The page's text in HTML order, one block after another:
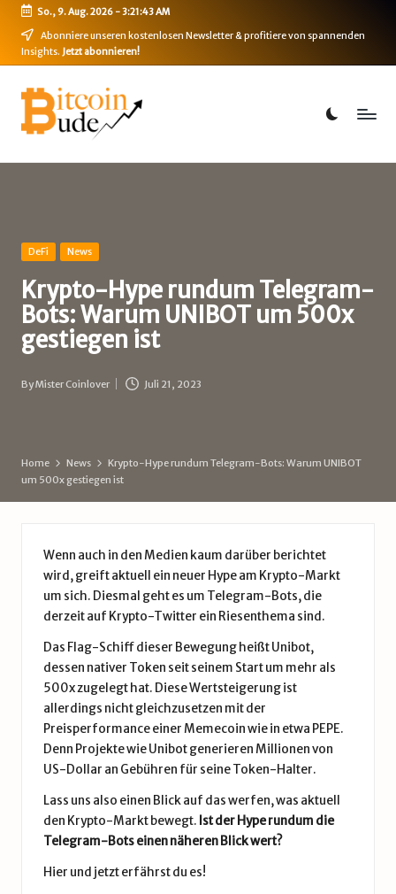
Skip
So., 9. Aug. 2026-3:21:44 AM
Abonniere unseren kostenlosen Newsletter & profitiere von spannenden
Insights. Jetzt abonnieren!
B
i
t
i
n
-
B
u
Bitcoin,
Ethereum,
DeFi
Posted
DeFi News
Krypto-Hype rundum Telegram-
Bots: Warum UNIBOT um 500x
gestiegen ist
Posted
ByMister Coinlover Juli 21, 2023
Home News
Krypto-Hype rundum Telegram-Bots: Warum UNIBOT
um 500x gestiegen ist
Wenn auch in den Medien kaum darüber berichtet
wird, greift aktuell ein neuer Hype am Krypto-Markt
um sich. Diesmal geht es um Telegram-Bots, die
derzeit auf Krypto-Twitter ein Riesenthema sind.
Das Flag-Schiff dieser Bewegung heißt Unibot,
dessen nativer Token seit seinem Start um mehr als
500x zugelegt hat. Diese Wertsteigerung ist
allerdings nicht gleichzusetzen mit der
Preisperformance einer Memecoin wie in etwa PEPE.
Denn Projekte wie Unibot generieren Millionen von
US-Dollar an Gebühren für seine Token-Halter.
Lass uns also einen Blick auf das werfen, was aktuell
den Krypto-Markt bewegt. Ist der Hype rundum die
Telegram-Bots einen näheren Blick wert?
Hier und jetzt erfährst du es!